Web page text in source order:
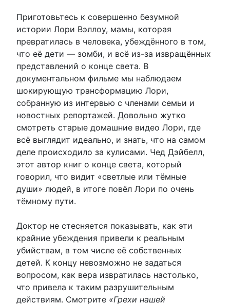
Приготовьтесь к совершенно безумной
истории Лори Вэллоу, мамы, которая
превратилась в человека, убеждённого в том,
что её дети — зомби, и всё из-за извращённых
представлений о конце света. В
документальном фильме мы наблюдаем
шокирующую трансформацию Лори,
собранную из интервью с членами семьи и
новостных репортажей. Довольно жутко
смотреть старые домашние видео Лори, где
всё выглядит идеально, и знать, что на самом
деле происходило за кулисами. Чед Дэйбелл,
этот автор книг о конце света, который
говорил, что видит «светлые или тёмные
души» людей, в итоге повёл Лори по очень
тёмному пути.
Доктор не стесняется показывать, как эти
крайние убеждения привели к реальным
убийствам, в том числе её собственных
детей. К концу невозможно не задаться
вопросом, как вера извратилась настолько,
что привела к таким разрушительным
действиям. Смотрите «Грехи нашей